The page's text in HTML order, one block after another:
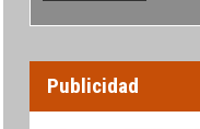
Publicidad